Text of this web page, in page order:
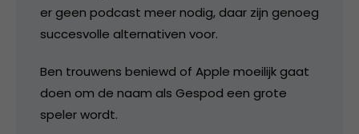
er geen podcast meer nodig, daar zijn genoeg
succesvolle alternativen voor.
Ben trouwens beniewd of Apple moeilijk gaat
doen om de naam als Gespod een grote
speler wordt.